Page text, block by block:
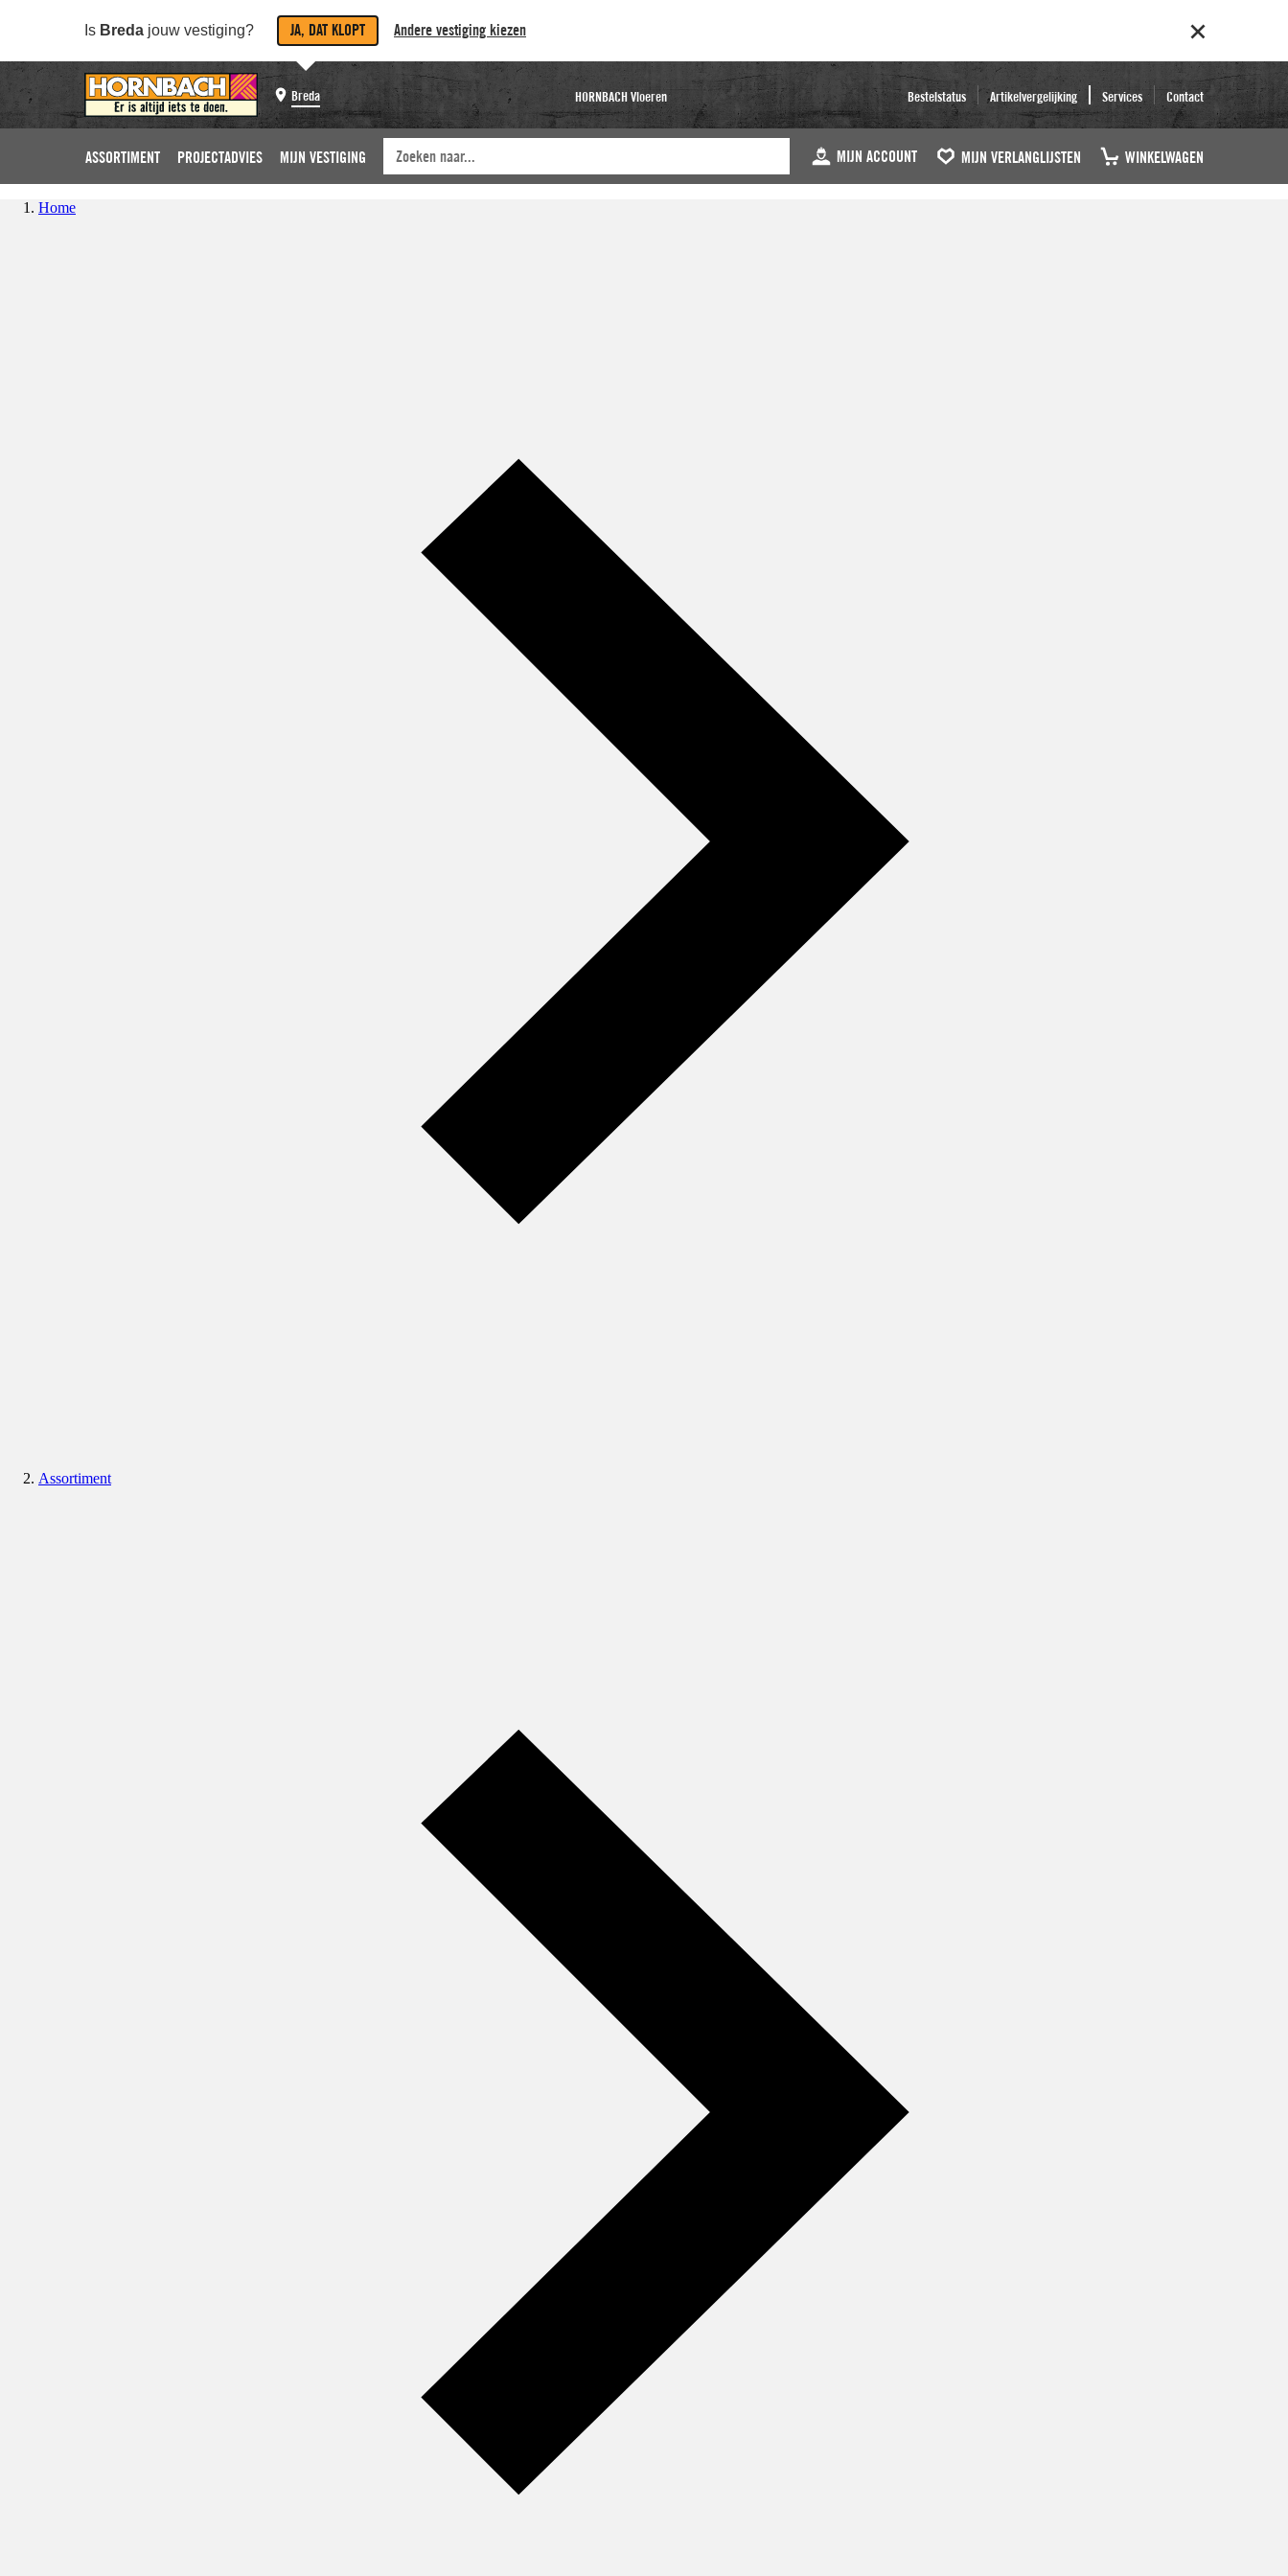
Is Breda jouw vestiging? JA, DAT KLOPT Andere vestiging kiezen
Breda HORNBACH Vloeren Bestelstatus Artikelvergelijking Services Contact
ASSORTIMENT PROJECTADVIES MIJN VESTIGING MIJN ACCOUNT MIJN VERLANGLIJSTEN WINKELWAGEN
Home
Assortiment